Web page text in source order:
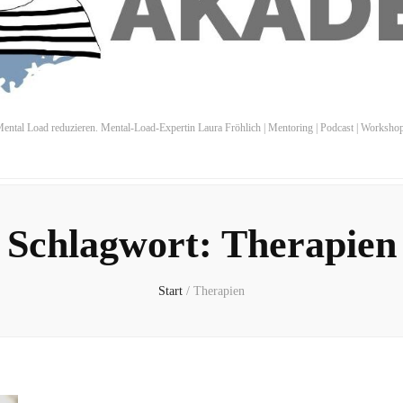
Load reduzieren. Mental-Load-Expertin Laura Fröhlich | Mentoring | Podcast |
Schlagwort: Therapien
Start / Therapien